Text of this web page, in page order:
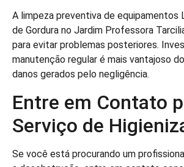
A limpeza preventiva de equipamentos
de Gordura no Jardim Professora
para evitar problemas posteriores.
manutenção regular é mais vantajoso
danos gerados pelo negligência.
Entre em Contato
Serviço de
Se você está procurando um